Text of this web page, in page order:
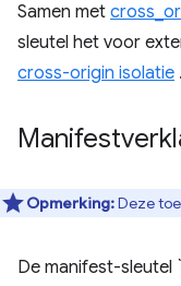
Samen met
sleutel het voor
cross-origin isolatie .
Opmerking:Deze
De manifest-sleutel `